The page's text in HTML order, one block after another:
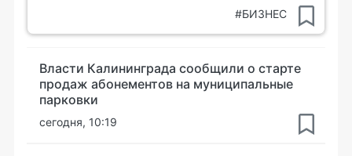
#БИЗНЕС
Власти Калининграда сообщили о старте
продаж абонементов на муниципальные
парковки
сегодня, 10:19